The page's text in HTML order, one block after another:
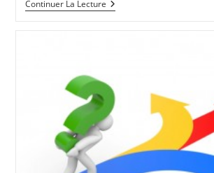
Continuer La LectureCAP
Des